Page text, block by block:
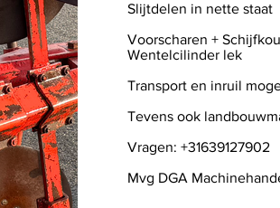
Slijtdelen in nette staat
Voorscharen +
Wentelcilinder lek
Transport en inruil
Tevens ook
Vragen: +31639127902
Mvg DGA